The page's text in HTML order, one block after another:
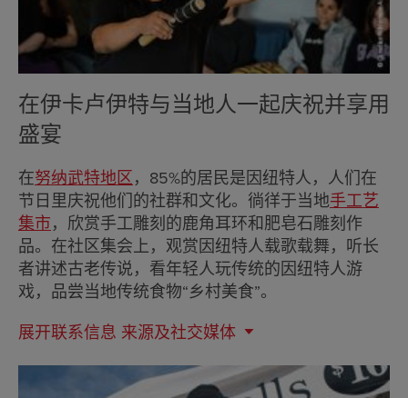
在伊卡卢伊特与当地人一起庆祝并享用
盛宴
在努纳武特地区，85%的居民是因纽特人，人们在
节日里庆祝他们的社群和文化。徜徉于当地手工艺
集市，欣赏手工雕刻的鹿角耳环和肥皂石雕刻作
品。在社区集会上，观赏因纽特人载歌载舞，听长
者讲述古老传说，看年轻人玩传统的因纽特人游
戏，品尝当地传统食物“乡村美食”。
展开联系信息 来源及社交媒体